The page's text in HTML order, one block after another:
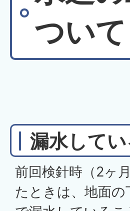
ついて
漏水して
前回検針時（2ヶ
たときは、地面